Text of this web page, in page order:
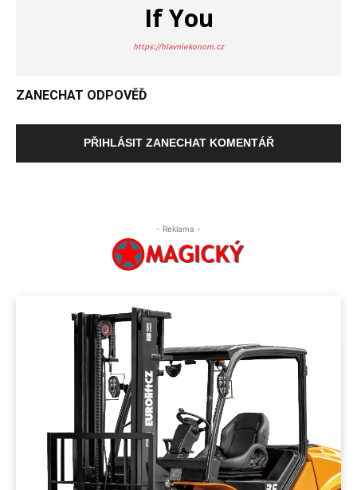
- Reklama -
If You
https://hlavniekonom.cz
ZANECHAT ODPOVĚĎ
PŘIHLÁSIT ZANECHAT KOMENTÁŘ